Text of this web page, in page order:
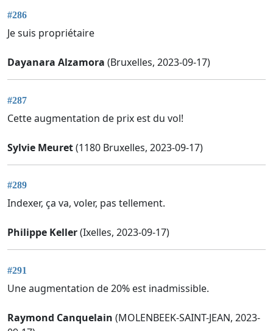
#286
Je suis propriétaire
Dayanara Alzamora (Bruxelles, 2023-09-17)
#287
Cette augmentation de prix est du vol!
Sylvie Meuret(1180 Bruxelles, 2023-09-17)
#289
Indexer, ça va, voler, pas tellement.
Philippe Keller(Ixelles, 2023-09-17)
#291
Une augmentation de 20% est inadmissible.
Raymond Canquelain (MOLENBEEK-SAINT-JEAN, 2023-